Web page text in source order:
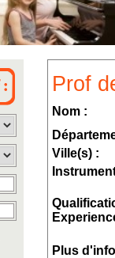
Prof
Nom :
Ville(s) :
Plus